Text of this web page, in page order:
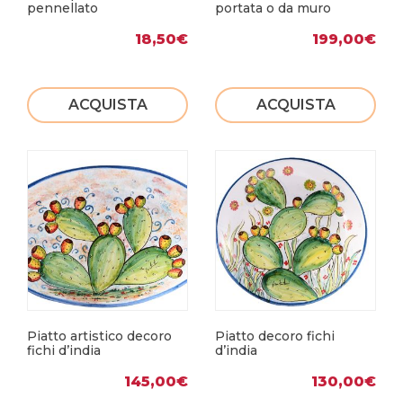
pennellato
18,50€
ACQUISTA
portata o da muro
199,00€
ACQUISTA
Piatto artistico decoro
fichi d’india
145,00€
Piatto decoro fichi
d’india
130,00€